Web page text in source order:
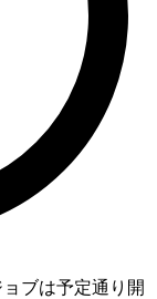
ブは予定通り開